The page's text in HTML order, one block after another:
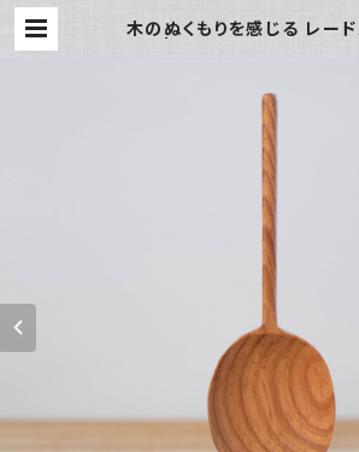
木のぬくもりを感じる レー